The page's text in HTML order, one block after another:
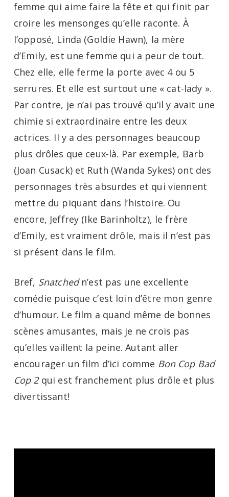
femme qui aime faire la fête et qui finit par
croire les mensonges qu’elle raconte. À
l’opposé, Linda (Goldie Hawn), la mère
d’Emily, est une femme qui a peur de tout.
Chez elle, elle ferme la porte avec 4 ou 5
serrures. Et elle est surtout une « cat-lady ».
Par contre, je n’ai pas trouvé qu’il y avait une
chimie si extraordinaire entre les deux
actrices. Il y a des personnages beaucoup
plus drôles que ceux-là. Par exemple, Barb
(Joan Cusack) et Ruth (Wanda Sykes) ont des
personnages très absurdes et qui viennent
mettre du piquant dans l’histoire. Ou
encore, Jeffrey (Ike Barinholtz), le frère
d’Emily, est vraiment drôle, mais il n’est pas
si présent dans le film.
Bref, Snatchedn’est pas une excellente
comédie puisque c’est loin d’être mon genre
d’humour. Le film a quand même de bonnes
scènes amusantes, mais je ne crois pas
qu’elles vaillent la peine. Autant aller
encourager un film d’ici comme Bon Cop Bad
Cop 2qui est franchement plus drôle et plus
divertissant!